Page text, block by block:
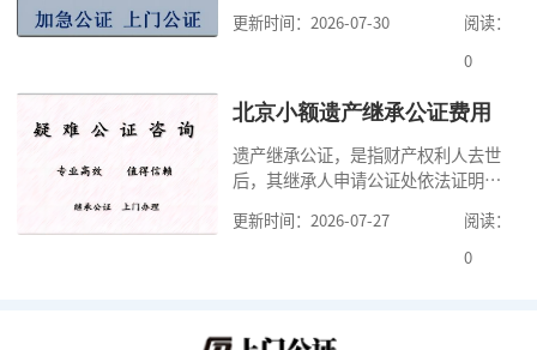
式，可以避免个人财产引发的纠纷，
但是，在北京办理婚前财产公证，除
料外，公证咨询告诉大家，我们有必
京婚前财产公证机构？了解这些不仅
有利于我们根
更新时间：2026-07-30
阅读：
0
北京小额遗产继承公证费用
遗产继承公证，是指财产权利人去世
后，其继承人申请公证处依法证明继
的证明活动。通过公证，继承人可以
拿着享有继承权的公证书办理遗产过
更新时间：2026-07-27
阅读：
0